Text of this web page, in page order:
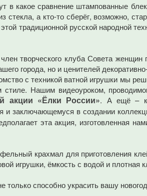
в какое сравнение штампованные
а кто-то сберёг, возможно,
традиционной русской народной
творческого клуба Совета
города, но и ценителей
с техникой ватной игрушки мы
Нашим видеоуроком,
акции «Ёлки России». А ещё – к
и заключающемуся в создании
эта акция, изготовленная
крахмал для приготовления
игрушки, ёмкость с водой и плотная
способно украсить вашу